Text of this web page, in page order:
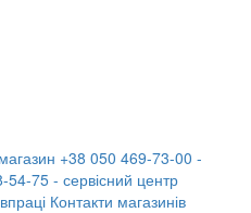
+38 050 469-73-00 -
54-75 - сервісний центр
Контакти магазинів